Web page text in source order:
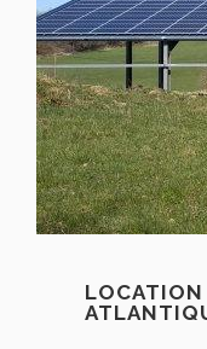
LOCATION